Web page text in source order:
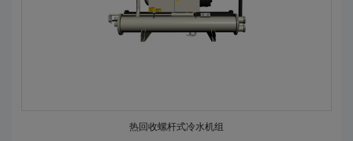
热回收螺杆式冷水机组